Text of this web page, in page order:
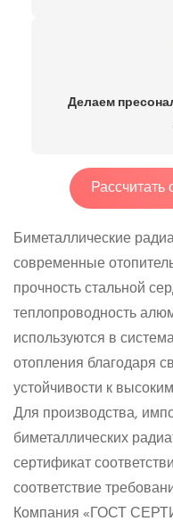
Делаем
Рассчитать
Биметаллические
современные
прочность стальной
теплопроводность
используются в
отопления благодаря
устойчивости к
Для производства,
биметаллических
сертификат
соответствие
Компания «ГОСТ